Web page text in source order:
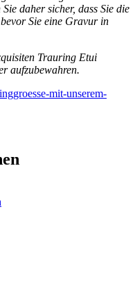
daher sicher, dass Sie die
Sie eine Gravur in
Trauring Etui
aufzubewahren.
mit-unserem-